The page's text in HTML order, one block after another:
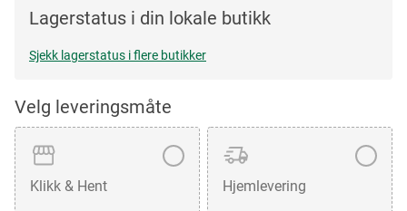
Lagerstatus i din lokale butikk
Sjekk lagerstatus i flere butikker
Velg leveringsmåte
Klikk & Hent Hjemlevering